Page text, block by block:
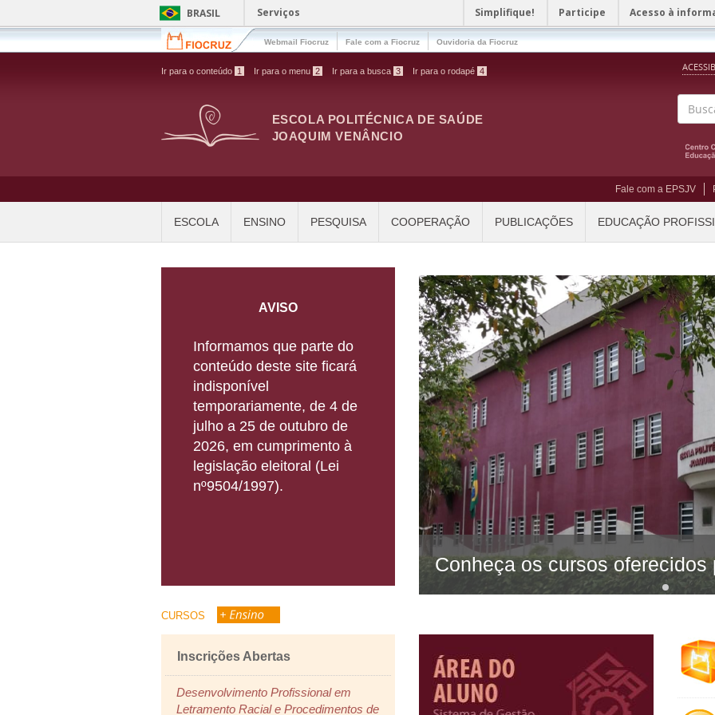
Pular para o conteúdo principal BRASIL Serviços Simplifique! Participe Acesso à
Webmail Fiocruz Fale com a Fiocruz Ouvidoria da Fiocruz
Ir para o conteúdo 1 Ir para o menu 2 Ir para a busca 3 Ir para o rodapé 4
ESCOLA POLITÉCNICA DE SAÚDE
JOAQUIM VENÂNCIO
Fale com a EPSJV
ESCOLA ENSINO PESQUISA COOPERAÇÃO PUBLICAÇÕES EDUCAÇÃO
AVISO
Informamos que parte do
conteúdo deste site ficará
indisponível
temporariamente, de 4 de
julho a 25 de outubro de
2026, em cumprimento à
legislação eleitoral (Lei
nº9504/1997).
Conheça os cursos oferecidos
CURSOS
Inscrições Abertas
Desenvolvimento Profissional em
Letramento Racial e Procedimentos de
Atualização Profissional em
Saúde Mental 2026
Veja a lista dos classificados
Catálogo de
Conheça os
EPSJV